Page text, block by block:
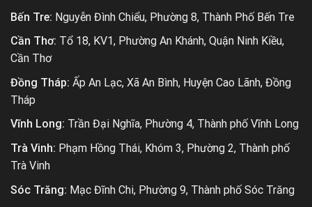
Bến Tre: Nguyễn Đình Chiểu, Phường 8, Thành Phố Bến Tre
Cần Thơ: Tổ 18, KV1, Phường An Khánh, Quận Ninh Kiều,
Cần Thơ
Đồng Tháp: Ấp An Lạc, Xã An Bình, Huyện Cao Lãnh, Đồng
Tháp
Vĩnh Long: Trần Đại Nghĩa, Phường 4, Thành phố Vĩnh Long
Trà Vinh: Phạm Hồng Thái, Khóm 3, Phường 2, Thành phố
Trà Vinh
Sóc Trăng: Mạc Đĩnh Chi, Phường 9, Thành phố Sóc Trăng